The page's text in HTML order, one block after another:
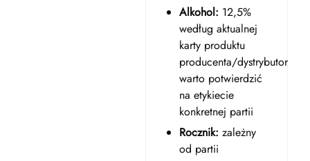
Alkohol: 12,5%
według aktualnej
karty produktu
producenta/dystrybutora;
warto potwierdzić
na etykiecie
konkretnej partii
Rocznik: zależny
od partii